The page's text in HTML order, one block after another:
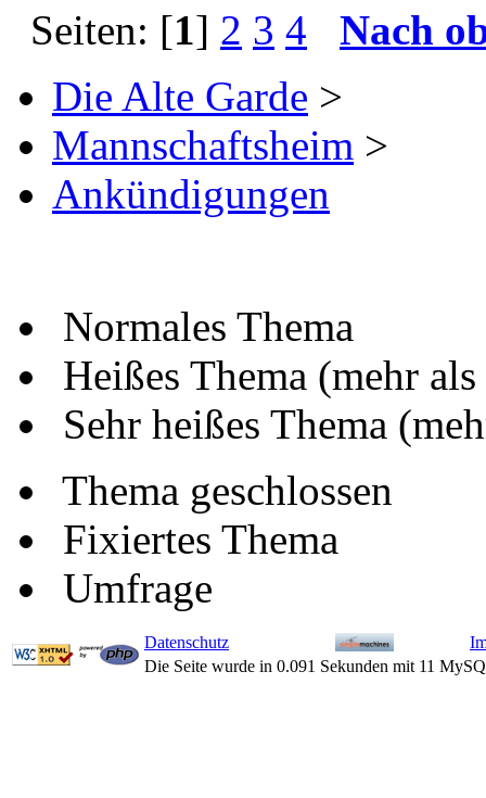
Seiten: [1] 2 3 4
Nach
Die Alte Garde >
Mannschaftsheim >
Ankündigungen
Normales Thema
Heißes Thema (mehr
Sehr heißes Thema
Thema geschlossen
Fixiertes Thema
Umfrage
Datenschutz
Die Seite wurde in 0.091 Sekunden mit 11